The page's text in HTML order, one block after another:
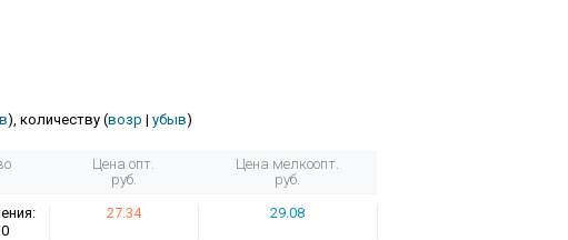
), количеству (возр | убыв)
Цена опт.
руб.
Цена мелкоопт.
руб.
27.34 29.08